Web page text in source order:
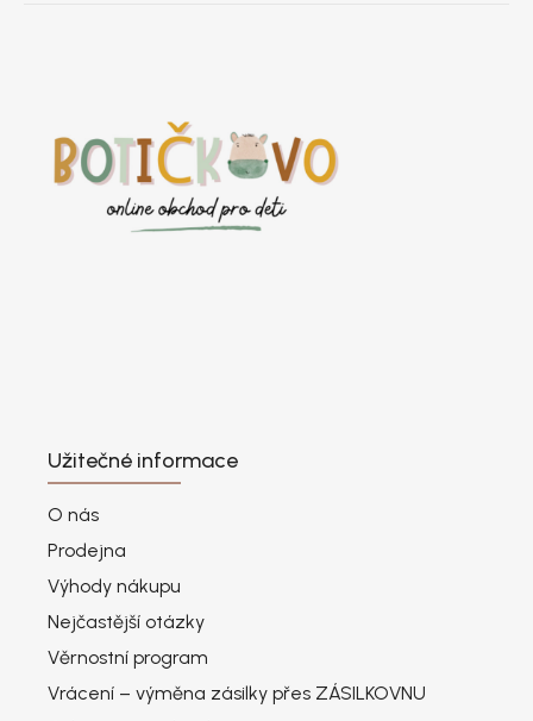
Užitečné informace
O nás
Prodejna
Výhody nákupu
Nejčastější otázky
Věrnostní program
Vrácení – výměna zásilky přes ZÁSILKOVNU